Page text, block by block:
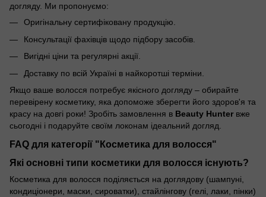
догляду. Ми пропонуємо:
Оригінальну сертифіковану продукцію.
Консультації фахівців щодо підбору засобів.
Вигідні ціни та регулярні акції.
Доставку по всій Україні в найкоротші терміни.
Якщо ваше волосся потребує якісного догляду – обирайте
перевірену косметику, яка допоможе зберегти його здоров'я та
красу на довгі роки! Зробіть замовлення в Beauty Hunter вже
сьогодні і подаруйте своїм локонам ідеальний догляд.
FAQ для категорії "Косметика для волосся"
Які основні типи косметики для волосся існують?
Косметика для волосся поділяється на доглядову (шампуні,
кондиціонери, маски, сироватки), стайлінгову (гелі, лаки, пінки)